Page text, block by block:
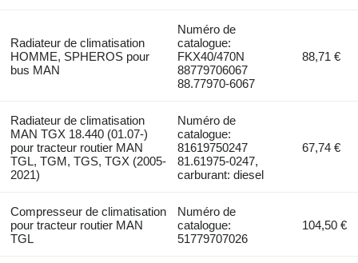
Radiateur de climatisation
HOMME, SPHEROS pour
bus MAN
Numéro de
catalogue:
FKX40/470N
88779706067
88.77970-6067
88,71 €
Radiateur de climatisation
MAN TGX 18.440 (01.07-)
pour tracteur routier MAN
TGL, TGM, TGS, TGX (2005-
2021)
Numéro de
catalogue:
81619750247
81.61975-0247,
carburant: diesel
67,74 €
Compresseur de climatisation
pour tracteur routier MAN
TGL
Numéro de
catalogue:
51779707026
104,50 €